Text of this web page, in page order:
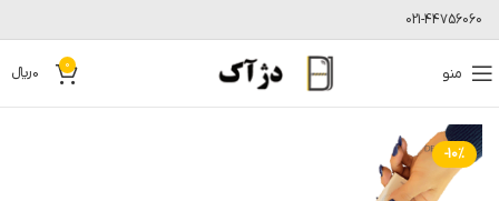
021-44756060
منو 0
0﷼
-10%